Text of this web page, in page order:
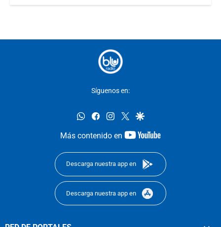
Síguenos en:
whatsappfacebookinstagram
twittergoogle
Más contenido en
youtube-
Descarga nuestra app en
Descarga nuestra app en